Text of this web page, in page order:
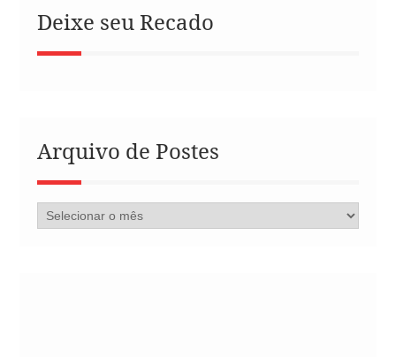
Deixe seu Recado
Arquivo de Postes
Arquivo
de